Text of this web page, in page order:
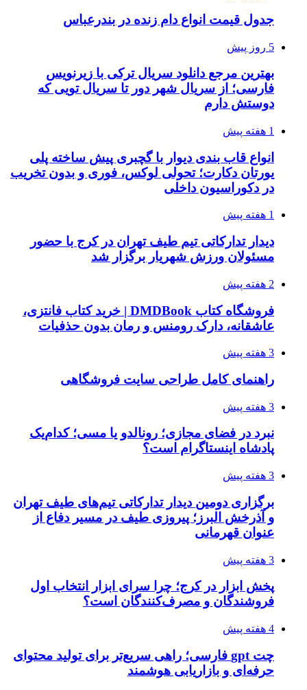
جدول قیمت انواع دام زنده در بندرعباس
5 روز پیش
بهترین مرجع دانلود سریال ترکی با زیرنویس
فارسی؛ از سریال شهر دور تا سریال تویی که
دوستش دارم
1 هفته پیش
انواع قاب بندی دیوار با گچبری پیش ساخته پلی
یورتان دکارت؛ تحولی لوکس، فوری و بدون تخریب
در دکوراسیون داخلی
1 هفته پیش
دیدار تدارکاتی تیم طیف تهران در کرج با حضور
مسئولان ورزش شهریار برگزار شد
2 هفته پیش
فروشگاه کتاب DMDBook | خرید کتاب فانتزی،
عاشقانه، دارک رومنس و رمان بدون حذفیات
3 هفته پیش
راهنمای کامل طراحی سایت فروشگاهی
3 هفته پیش
نبرد در فضای مجازی؛ رونالدو یا مسی؛ کدام‌یک
پادشاه اینستاگرام است؟
3 هفته پیش
برگزاری دومین دیدار تدارکاتی تیم‌های طیف تهران
و آذرخش البرز؛ پیروزی طیف در مسیر دفاع از
عنوان قهرمانی
3 هفته پیش
پخش ابزار در کرج؛ چرا سرای ابزار انتخاب اول
فروشندگان و مصرف‌کنندگان است؟
4 هفته پیش
چت gpt فارسی؛ راهی سریع‌تر برای تولید محتوای
حرفه‌ای و بازاریابی هوشمند